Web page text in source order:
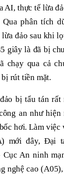
AI, thực tế lừa
phân tích
đảo sau khi
giây là đã bị
chạy qua cả
rút tiền mặt.
bị tẩu tán rất
an như hiện
hơi. Làm
mới đây, Đại
An ninh
nghệ cao